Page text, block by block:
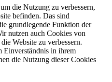
die Nutzung zu verbessern,
befinden. Das sind
grundlegende Funktion der
nutzen auch Cookies von
Website zu verbessern.
Einverständnis in ihrem
die Nutzung dieser Cookies